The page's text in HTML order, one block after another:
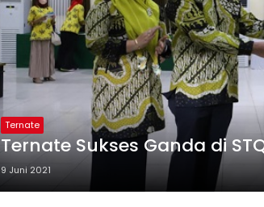
Ternate
Ternate Sukses Ganda di
9 Juni 2021